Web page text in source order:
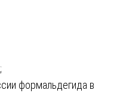
формальдегида в